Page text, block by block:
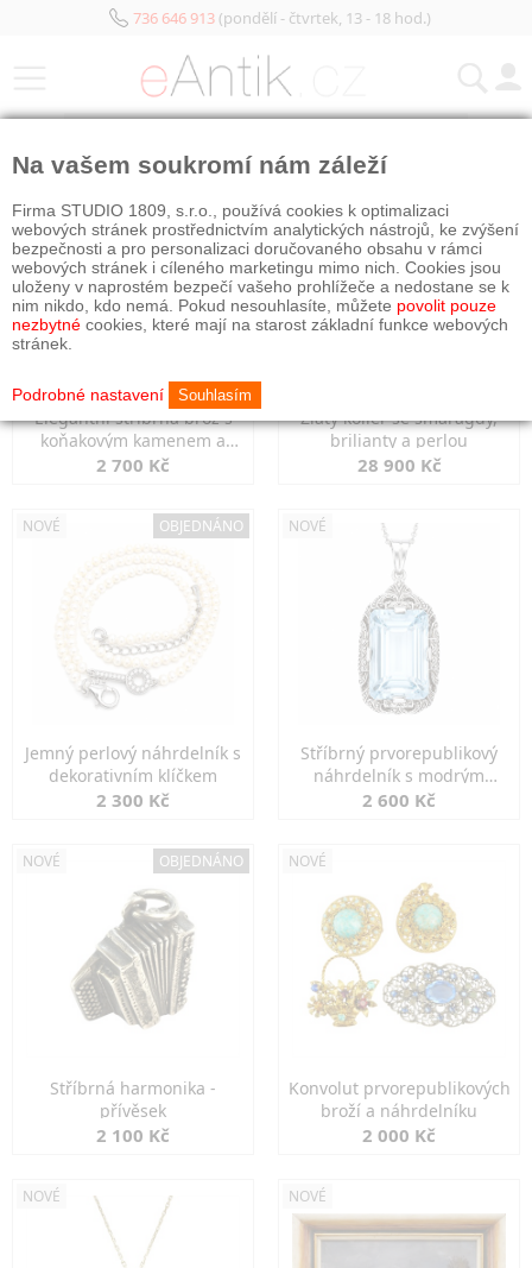
736 646 913(pondělí - čtvrtek, 13 - 18 hod.)
Elegantní stříbrná brož s
koňakovým kamenem a
markazity
2 700 Kč
Zlatý kolier se smaragdy,
brilianty a perlou
28 900 Kč
NOVÉ OBJEDNÁNO
Jemný perlový náhrdelník s
dekorativním klíčkem
2 300 Kč
NOVÉ
Stříbrný prvorepublikový
náhrdelník s modrým
spinelem
2 600 Kč
NOVÉ OBJEDNÁNO
Stříbrná harmonika -
přívěsek
2 100 Kč
NOVÉ
Konvolut prvorepublikových
broží a náhrdelníku
2 000 Kč
NOVÉ NOVÉ
Na vašem soukromí nám záleží
Firma STUDIO 1809, s.r.o., používá cookies k optimalizaci
webových stránek prostřednictvím analytických nástrojů, ke zvýšení
bezpečnosti a pro personalizaci doručovaného obsahu v rámci
webových stránek i cíleného marketingu mimo nich. Cookies jsou
uloženy v naprostém bezpečí vašeho prohlížeče a nedostane se k
nim nikdo, kdo nemá. Pokud nesouhlasíte, můžete povolit pouze
nezbytné cookies, které mají na starost základní funkce webových
stránek.
Podrobné nastavení Souhlasím